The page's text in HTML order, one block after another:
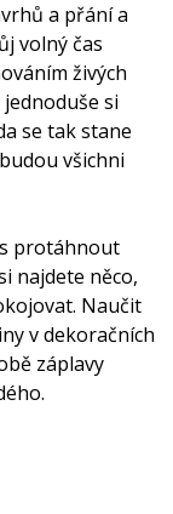
a přání a
volný čas
živých
si
se tak stane
všichni
protáhnout
najdete něco,
Naučit
v dekoračních
záplavy